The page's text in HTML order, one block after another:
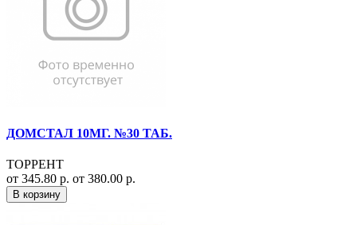
ДОМСТАЛ 10МГ. №30 ТАБ.
ТОРРЕНТ
от 345.80 р. от 380.00 р.
В корзину